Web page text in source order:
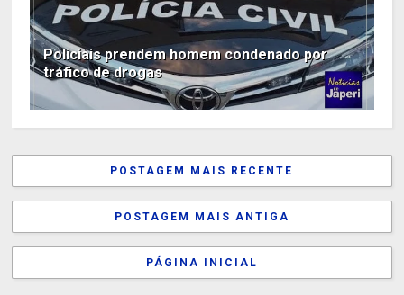
Policiais prendem homem condenado por
tráfico de drogas
POSTAGEM MAIS RECENTE
POSTAGEM MAIS ANTIGA
PÁGINA INICIAL